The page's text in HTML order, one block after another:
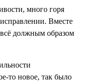
много горя
Вместе
должным образом
то новое, так было